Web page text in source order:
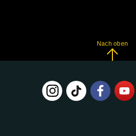
Nach oben